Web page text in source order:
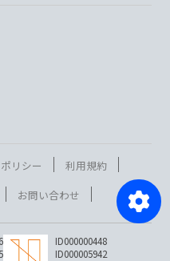
リシー
利用規約
お問い合わせ
ID000000448
ID000005942